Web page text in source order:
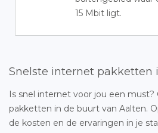
15 Mbit ligt.
Snelste internet pakketten
Is snel internet voor jou een must?
pakketten in de buurt van Aalten.
de kosten en de ervaringen in je